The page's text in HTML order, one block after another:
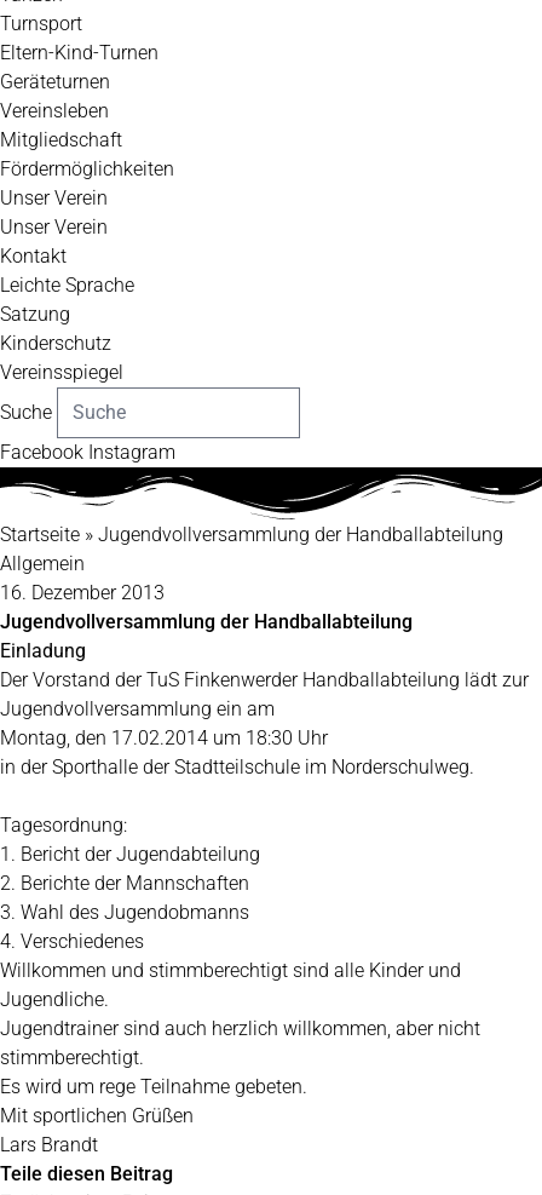
Turnsport
Eltern-Kind-Turnen
Geräteturnen
Vereinsleben
Mitgliedschaft
Fördermöglichkeiten
Unser Verein
Unser Verein
Kontakt
Leichte Sprache
Satzung
Kinderschutz
Vereinsspiegel
Suche
Facebook Instagram
Startseite » Jugendvollversammlung der Handballabteilung
Allgemein
16. Dezember 2013
Jugendvollversammlung der Handballabteilung
Einladung
Der Vorstand der TuS Finkenwerder Handballabteilung lädt zur
Jugendvollversammlung ein am
Montag, den 17.02.2014 um 18:30 Uhr
in der Sporthalle der Stadtteilschule im Norderschulweg.
Tagesordnung:
1. Bericht der Jugendabteilung
2. Berichte der Mannschaften
3. Wahl des Jugendobmanns
4. Verschiedenes
Willkommen und stimmberechtigt sind alle Kinder und
Jugendliche.
Jugendtrainer sind auch herzlich willkommen, aber nicht
stimmberechtigt.
Es wird um rege Teilnahme gebeten.
Mit sportlichen Grüßen
Lars Brandt
Teile diesen Beitrag